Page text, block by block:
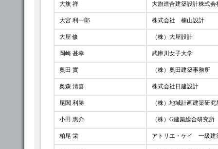
大旗 祥 大旗連合建築設計株式
大宮 利一郎 株式会社 楠山設計
大屋 修 （株）大屋設計
岡崎 甚幸 武庫川女子大学
奥田 實 （株）奥田建築事務所
奥森 清喜 株式会社日建設計
尾関 利勝 （株）地域計画建築研
小田 惠介 （株）G建築総合研究所
柏尾 栄 アトリエ・ケイ 一級建